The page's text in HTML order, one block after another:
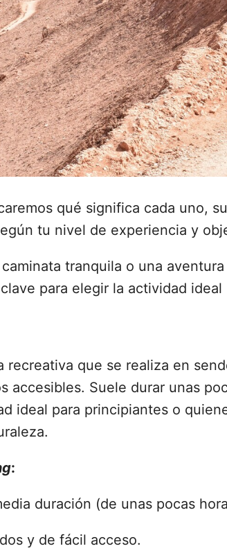
qué significa cada uno,
tu nivel de experiencia y
tranquila o una
para elegir la actividad ideal
recreativa que se realiza en
accesibles. Suele durar unas
ideal para principiantes o
:
duración (de unas pocas
y de fácil acceso.